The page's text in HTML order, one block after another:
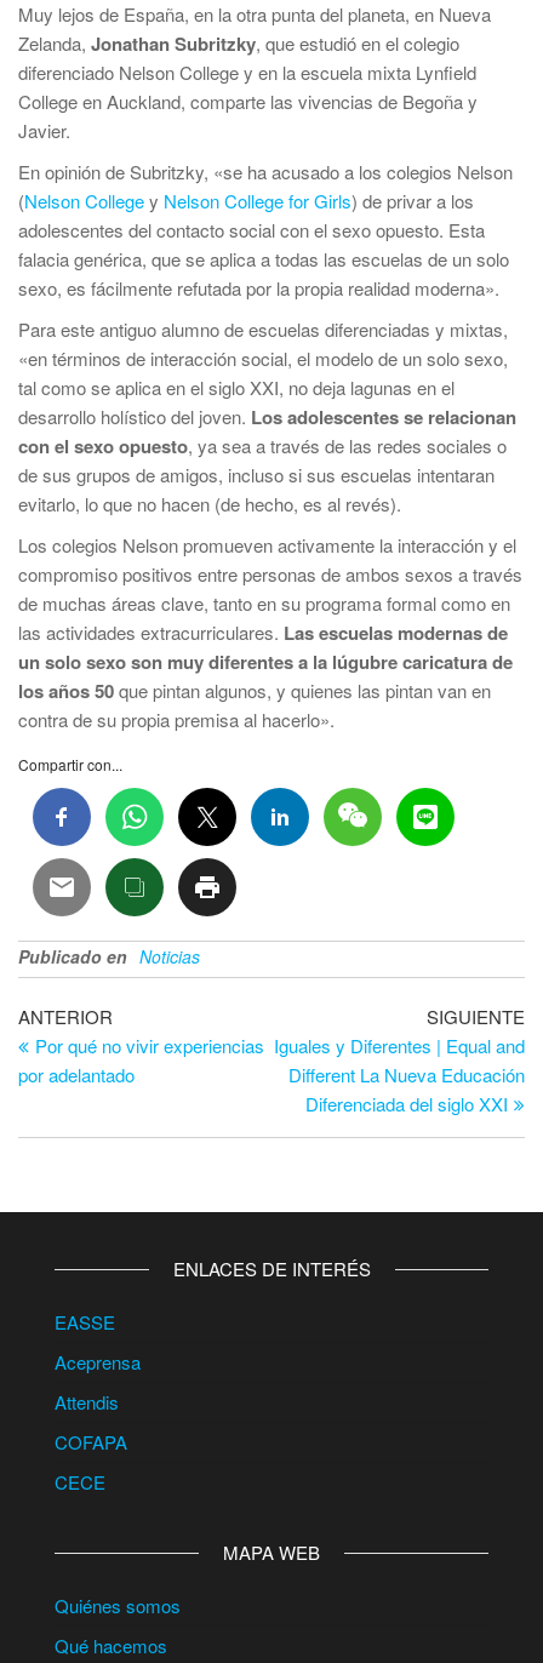
Muy lejos de España, en la otra punta del planeta, en Nueva
Zelanda, Jonathan Subritzky, que estudió en el colegio
diferenciado Nelson College y en la escuela mixta Lynfield
College en Auckland, comparte las vivencias de Begoña y
Javier.
En opinión de Subritzky, «se ha acusado a los colegios Nelson
(Nelson Collegey Nelson College for Girls) de privar a los
adolescentes del contacto social con el sexo opuesto. Esta
falacia genérica, que se aplica a todas las escuelas de un solo
sexo, es fácilmente refutada por la propia realidad moderna».
Para este antiguo alumno de escuelas diferenciadas y mixtas,
«en términos de interacción social, el modelo de un solo sexo,
tal como se aplica en el siglo XXI, no deja lagunas en el
desarrollo holístico del joven. Los adolescentes se relacionan
con el sexo opuesto, ya sea a través de las redes sociales o
de sus grupos de amigos, incluso si sus escuelas intentaran
evitarlo, lo que no hacen (de hecho, es al revés).
Los colegios Nelson promueven activamente la interacción y el
compromiso positivos entre personas de ambos sexos a través
de muchas áreas clave, tanto en su programa formal como en
las actividades extracurriculares. Las escuelas modernas de
un solo sexo son muy diferentes a la lúgubre caricatura de
los años 50que pintan algunos, y quienes las pintan van en
contra de su propia premisa al hacerlo».
Compartir con...
Publicado en Noticias
Navegación
de
entradas
Entrada
anterior
ANTERIOR
Por qué no vivir experiencias
por adelantado
SIGUIENTE
Iguales y Diferentes | Equal and
Different La Nueva Educación
Diferenciada del siglo XXI
ENLACES DE INTERÉS
EASSE
Aceprensa
Attendis
COFAPA
CECE
MAPA WEB
Quiénes somos
Qué hacemos